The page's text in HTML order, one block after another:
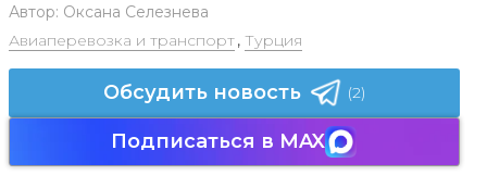
Автор: Оксана Селезнева
Авиаперевозка и транспорт, Турция
Обсудить новость (2)
Подписаться в MAX